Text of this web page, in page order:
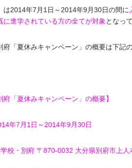
は2014年7月1日～2014年9月30日の間に
に進学されている方の全てが対象 となっ
「夏休みキャンペーン」の概要は下記
府「夏休みキャンペーン」の概要】
年7月1日～2014年9月30日
校・別府 〒870-0032 大分県別府市上人